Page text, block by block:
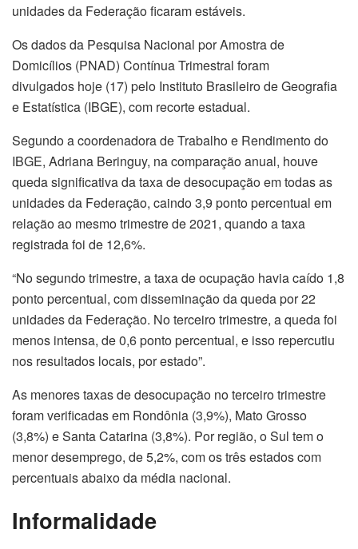
unidades da Federação ficaram estáveis.
Os dados da Pesquisa Nacional por Amostra de
Domicílios (PNAD) Contínua Trimestral foram
divulgados hoje (17) pelo Instituto Brasileiro de Geografia
e Estatística (IBGE), com recorte estadual.
Segundo a coordenadora de Trabalho e Rendimento do
IBGE, Adriana Beringuy, na comparação anual, houve
queda significativa da taxa de desocupação em todas as
unidades da Federação, caindo 3,9 ponto percentual em
relação ao mesmo trimestre de 2021, quando a taxa
registrada foi de 12,6%.
“No segundo trimestre, a taxa de ocupação havia caído 1,8
ponto percentual, com disseminação da queda por 22
unidades da Federação. No terceiro trimestre, a queda foi
menos intensa, de 0,6 ponto percentual, e isso repercutiu
nos resultados locais, por estado”.
As menores taxas de desocupação no terceiro trimestre
foram verificadas em Rondônia (3,9%), Mato Grosso
(3,8%) e Santa Catarina (3,8%). Por região, o Sul tem o
menor desemprego, de 5,2%, com os três estados com
percentuais abaixo da média nacional.
Informalidade